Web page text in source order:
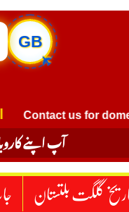
GB
✈
us for domestic
آپ اپنے
گلگت بلتستان